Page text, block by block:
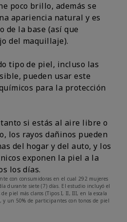
poco brillo, además se
apariencia natural y es
de la base (así que
del maquillaje).
tipo de piel, incluso las
pueden usar este
para la protección
si estás al aire libre o
los rayos dañinos pueden
del hogar y del auto, y los
exponen la piel a la
los días.
con consumidoras en el cual 292 mujeres
durante siete (7) días. El estudio incluyó el
piel más claros (Tipos I, II, III, en la escala
un 50% de participantes con tonos de piel